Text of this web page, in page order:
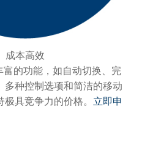
成本高效
的功能，如自动切换、完
多种控制选项和简洁的移动
具竞争力的价格。 立即申